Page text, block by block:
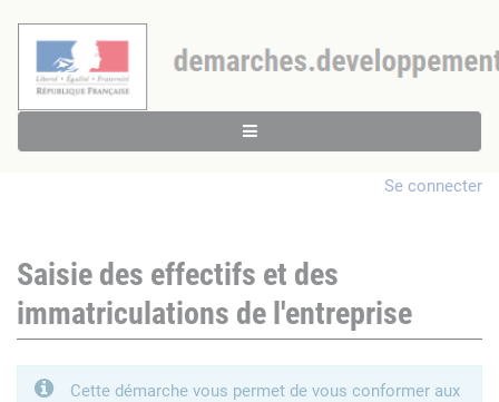
Se connecter
Saisie des effectifs et des
immatriculations de l'entreprise
Cette démarche vous permet de vous conformer aux